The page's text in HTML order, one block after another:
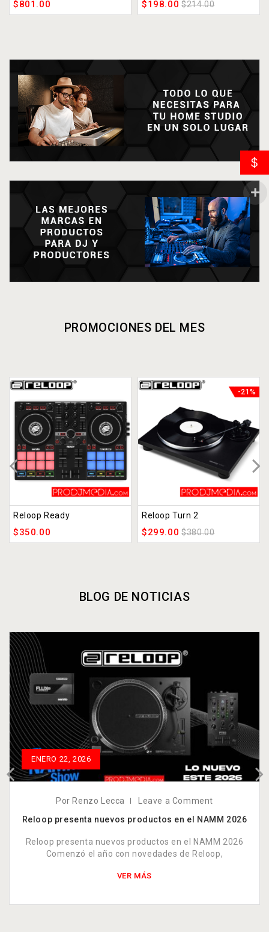
$801.00 $214.00
$198.00
PROMOCIONES DEL MES
Reloop Ready
$350.00
-21%
Reloop Turn 2
$380.00
$299.00
BLOG DE NOTICIAS
ENERO 22, 2026
Por Renzo Lecca
Leave a Comment
Reloop presenta nuevos productos en el NAMM 2026
Reloop presenta nuevos productos en el NAMM 2026
Comenzó el año con novedades de Reloop,
VER MÁS
$